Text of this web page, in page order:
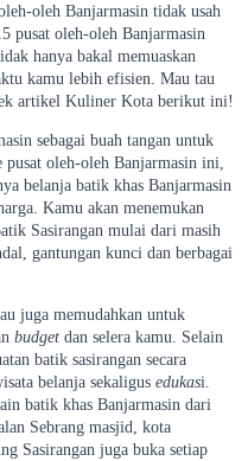
oleh Banjarmasin tidak usah
pusat oleh-oleh Banjarmasin
hanya bakal memuaskan
kamu lebih efisien. Mau tau
artikel Kuliner Kota berikut ini!
sebagai buah tangan untuk
oleh-oleh Banjarmasin ini,
belanja batik khas Banjarmasin
Kamu akan menemukan
Sasirangan mulai dari masih
gantungan kunci dan berbagai
juga memudahkan untuk
budget dan selera kamu. Selain
batik sasirangan secara
belanja sekaligus edukasi.
batik khas Banjarmasin dari
Sebrang masjid, kota
Sasirangan juga buka setiap